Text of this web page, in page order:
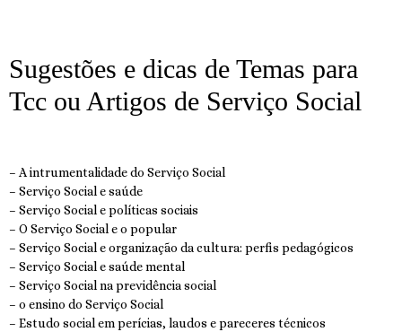
Sugestões e dicas de Temas para
Tcc ou Artigos de Serviço Social
– A intrumentalidade do Serviço Social
– Serviço Social e saúde
– Serviço Social e políticas sociais
– O Serviço Social e o popular
– Serviço Social e organização da cultura: perfis pedagógicos
– Serviço Social e saúde mental
– Serviço Social na previdência social
– o ensino do Serviço Social
– Estudo social em perícias, laudos e pareceres técnicos